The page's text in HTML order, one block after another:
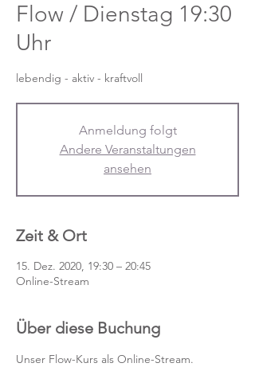
Flow / Dienstag 19:30
Uhr
lebendig - aktiv - kraftvoll
Anmeldung folgt
Andere Veranstaltungen
ansehen
Zeit & Ort
15. Dez. 2020, 19:30 – 20:45
Online-Stream
Über diese Buchung
Unser Flow-Kurs als Online-Stream.